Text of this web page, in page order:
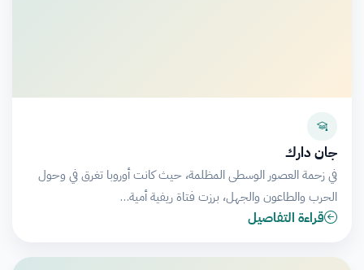
جان دارك
في زحمة العصور الوسطى المظلمة، حيث كانت أوروبا تغرق في وحول
الحرب والطاعون والجهل، برزت فتاة ريفية أمية…
قراءة التفاصيل